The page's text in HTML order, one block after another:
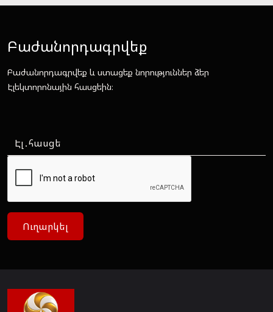
Բաժանորդագրվեք
Բաժանորդագրվեք և ստացեք նորություններ ձեր
Էլեկտորոնային հասցեին։
Ուղարկել